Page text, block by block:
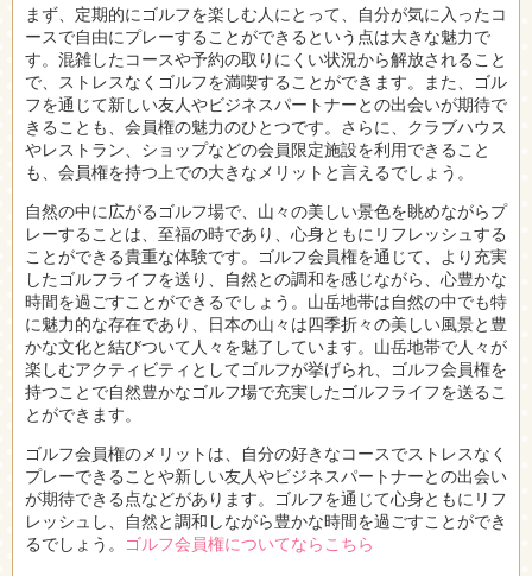
まず、定期的にゴルフを楽しむ人にとって、自分が気に入ったコ
ースで自由にプレーすることができるという点は大きな魅力で
す。混雑したコースや予約の取りにくい状況から解放されること
で、ストレスなくゴルフを満喫することができます。また、ゴル
フを通じて新しい友人やビジネスパートナーとの出会いが期待で
きることも、会員権の魅力のひとつです。さらに、クラブハウス
やレストラン、ショップなどの会員限定施設を利用できること
も、会員権を持つ上での大きなメリットと言えるでしょう。
自然の中に広がるゴルフ場で、山々の美しい景色を眺めながらプ
レーすることは、至福の時であり、心身ともにリフレッシュする
ことができる貴重な体験です。ゴルフ会員権を通じて、より充実
したゴルフライフを送り、自然との調和を感じながら、心豊かな
時間を過ごすことができるでしょう。山岳地帯は自然の中でも特
に魅力的な存在であり、日本の山々は四季折々の美しい風景と豊
かな文化と結びついて人々を魅了しています。山岳地帯で人々が
楽しむアクティビティとしてゴルフが挙げられ、ゴルフ会員権を
持つことで自然豊かなゴルフ場で充実したゴルフライフを送るこ
とができます。
ゴルフ会員権のメリットは、自分の好きなコースでストレスなく
プレーできることや新しい友人やビジネスパートナーとの出会い
が期待できる点などがあります。ゴルフを通じて心身ともにリフ
レッシュし、自然と調和しながら豊かな時間を過ごすことができ
るでしょう。 ゴルフ会員権についてならこちら